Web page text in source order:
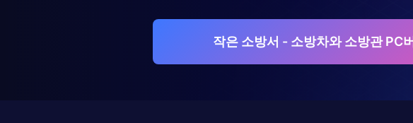
작은 소방서 - 소방차와 소방관 PC